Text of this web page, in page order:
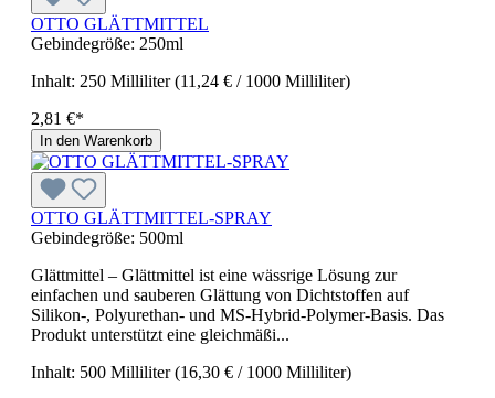
OTTO GLÄTTMITTEL
Gebindegröße: 250ml
Inhalt: 250 Milliliter(11,24 € / 1000 Milliliter)
2,81 €*
In den Warenkorb
OTTO GLÄTTMITTEL-SPRAY
Gebindegröße: 500ml
Glättmittel – Glättmittel ist eine wässrige Lösung zur
einfachen und sauberen Glättung von Dichtstoffen auf
Silikon-, Polyurethan- und MS-Hybrid-Polymer-Basis. Das
Produkt unterstützt eine gleichmäßi...
Inhalt: 500 Milliliter(16,30 € / 1000 Milliliter)